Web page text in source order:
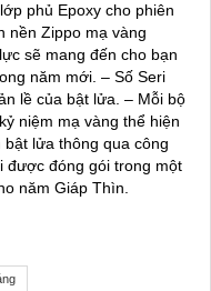
phủ Epoxy cho phiên
nền Zippo mạ vàng
sẽ mang đến cho bạn
năm mới. – Số Seri
lề của bật lửa. – Mỗi bộ
niệm mạ vàng thể hiện
lửa thông qua công
được đóng gói trong một
năm Giáp Thìn.